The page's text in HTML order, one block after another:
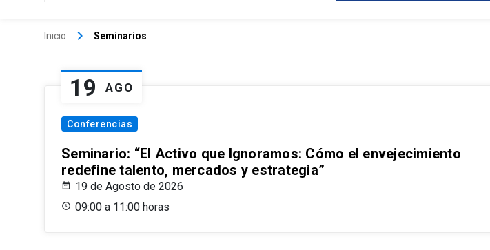
Inicio keyboard_arrow_right Seminarios
19 AGO
Conferencias
Seminario: “El Activo que Ignoramos: Cómo el envejecimiento
redefine talento, mercados y estrategia”
19 de Agosto de 2026
09:00 a 11:00 horas